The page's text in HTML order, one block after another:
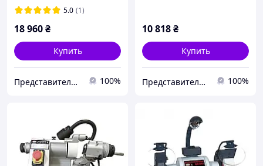
5.0 (1)
18 960₴
Купить
Представительство PROMA в Украине ООО "ПРОМА СТ" 100%
10 818₴
Купить
Представительство PROMA в Украине ООО "ПРОМА СТ" 100%